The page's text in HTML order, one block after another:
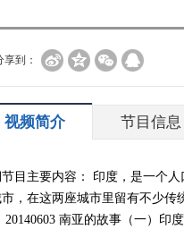
享到：
视频简介 节目信息
目主要内容： 印度，是一个
，在这两座城市里留有不少传
20140603 南亚的故事（一）印